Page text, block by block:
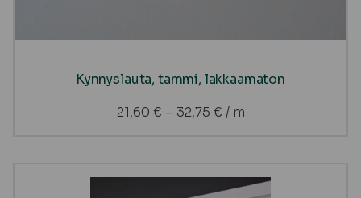
Kynnyslauta, tammi, lakkaamaton
21,60 € – 32,75 € / m